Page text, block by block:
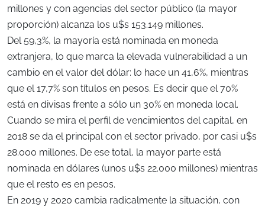
millones y con agencias del sector público (la mayor
proporción) alcanza los u$s 153.149 millones.
Del 59,3%, la mayoría está nominada en moneda
extranjera, lo que marca la elevada vulnerabilidad a un
cambio en el valor del dólar: lo hace un 41,6%, mientras
que el 17,7% son títulos en pesos. Es decir que el 70%
está en divisas frente a sólo un 30% en moneda local.
Cuando se mira el perfil de vencimientos del capital, en
2018 se da el principal con el sector privado, por casi u$s
28.000 millones. De ese total, la mayor parte está
nominada en dólares (unos u$s 22.000 millones) mientras
que el resto es en pesos.
En 2019 y 2020 cambia radicalmente la situación, con